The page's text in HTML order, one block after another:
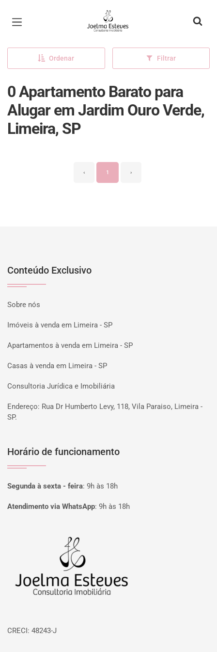
Página inicial
Ordenar Filtrar
0 Apartamento Barato para
Alugar em Jardim Ouro Verde,
Limeira, SP
‹ 1 ›
Conteúdo Exclusivo
Sobre nós
Imóveis à venda em Limeira - SP
Apartamentos à venda em Limeira - SP
Casas à venda em Limeira - SP
Consultoria Jurídica e Imobiliária
Endereço: Rua Dr Humberto Levy, 118, Vila Paraiso, Limeira -
SP.
Horário de funcionamento
Segunda à sexta - feira: 9h às 18h
Atendimento via WhatsApp: 9h às 18h
CRECI: 48243-J